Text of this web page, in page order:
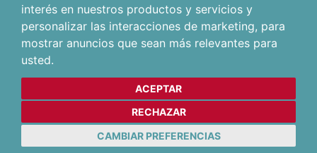
interés en nuestros productos y servicios y
personalizar las interacciones de marketing, para
mostrar anuncios que sean más relevantes para
usted.
ACEPTAR
RECHAZAR
CAMBIAR PREFERENCIAS